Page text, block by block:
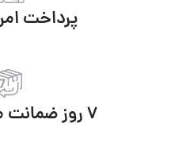
پرداخت
7 روز ضمانت مرجوعی کالا